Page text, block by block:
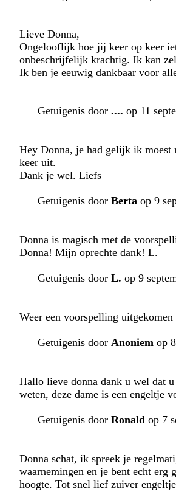
Lieve Donna,
Ongelooflijk hoe jij keer op keer
onbeschrijfelijk krachtig. Ik kan
Ik ben je eeuwig dankbaar voor
Getuigenis door .... op 11
Hey Donna, je had gelijk ik moest
keer uit.
Dank je wel. Liefs
Getuigenis door Berta op 9
Donna is magisch met de
Donna! Mijn oprechte dank! L.
Getuigenis door L. op 9
Weer een voorspelling
Getuigenis door Anoniem op
Hallo lieve donna dank u wel dat
weten, deze dame is een engeltje
Getuigenis door Ronald op 7
Donna schat, ik spreek je
waarnemingen en je bent echt erg
hoogte. Tot snel lief zuiver